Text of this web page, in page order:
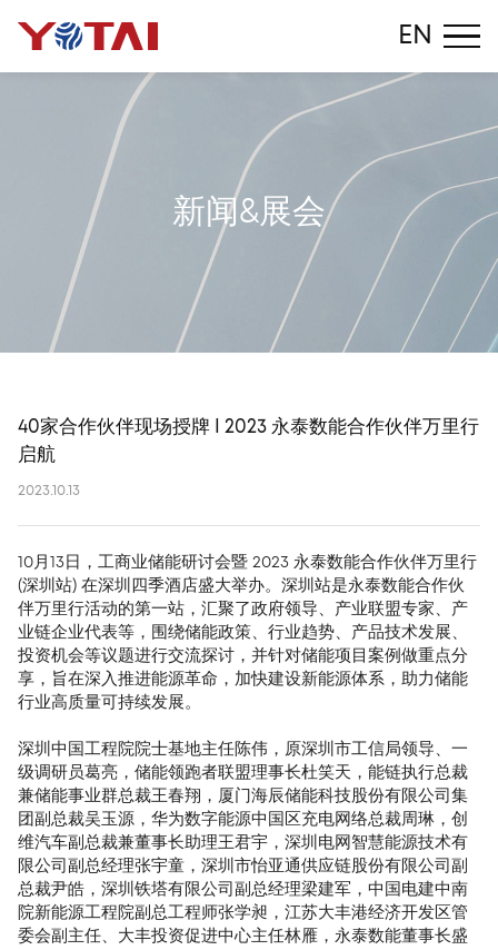
EN
新 闻 &展会
40家合作伙伴现场授牌 I 2023 永泰数能合作伙伴万里行
启航
2023.10.13
10月13日，工商业储能研讨会暨 2023 永泰数能合作伙伴万里行
(深圳站) 在深圳四季酒店盛大举办。深圳站是永泰数能合作伙
伴万里行活动的第一站，汇聚了政府领导、产业联盟专家、产
业链企业代表等，围绕储能政策、行业趋势、产品技术发展、
投资机会等议题进行交流探讨，并针对储能项目案例做重点分
享，旨在深入推进能源革命，加快建设新能源体系，助力储能
行业高质量可持续发展。
深圳中国工程院院士基地主任陈伟，原深圳市工信局领导、一
级调研员葛亮，储能领跑者联盟理事长杜笑天，能链执行总裁
兼储能事业群总裁王春翔，厦门海辰储能科技股份有限公司集
团副总裁吴玉源，华为数字能源中国区充电网络总裁周琳，创
维汽车副总裁兼董事长助理王君宇，深圳电网智慧能源技术有
限公司副总经理张宇童，深圳市怡亚通供应链股份有限公司副
总裁尹皓，深圳铁塔有限公司副总经理梁建军，中国电建中南
院新能源工程院副总工程师张学昶，江苏大丰港经济开发区管
委会副主任、大丰投资促进中心主任林雁，永泰数能董事长盛